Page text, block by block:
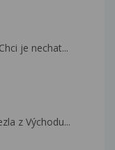
je nechat...
z Východu...